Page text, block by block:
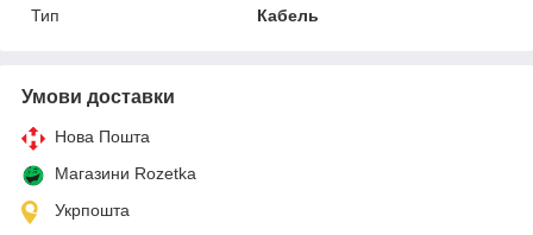
Тип
Кабель
Умови доставки
Нова Пошта
Магазини Rozetka
Укрпошта